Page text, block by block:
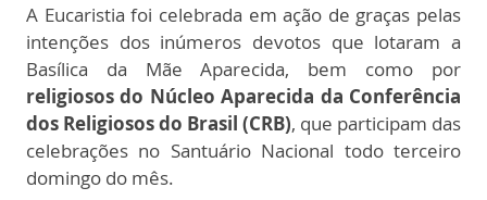
A Eucaristia foi celebrada em ação de graças pelas
intenções dos inúmeros devotos que lotaram a
Basílica da Mãe Aparecida, bem como por
religiosos do Núcleo Aparecida da Conferência
dos Religiosos do Brasil (CRB), que participam das
celebrações no Santuário Nacional todo terceiro
domingo do mês.